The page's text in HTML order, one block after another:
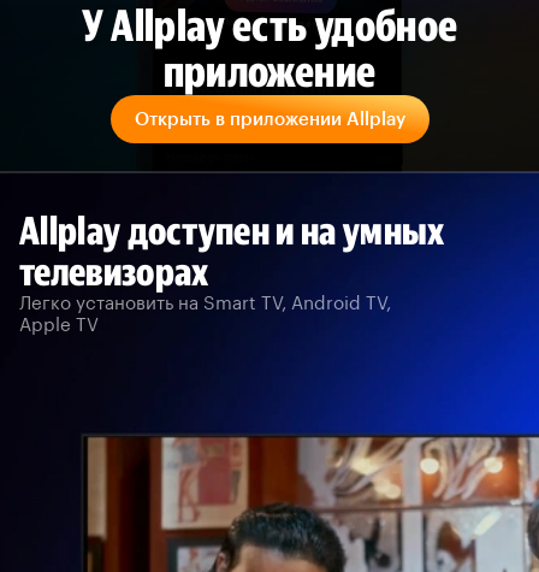
У Allplay есть удобное
приложение
Открыть в приложении Allplay
Allplay доступен и на умных
телевизорах
Легко установить на Smart TV, Android TV,
Apple TV